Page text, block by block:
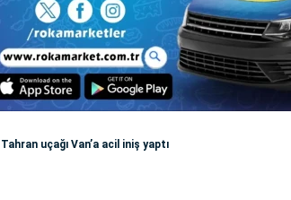
uçağı Van’a acil iniş yaptı